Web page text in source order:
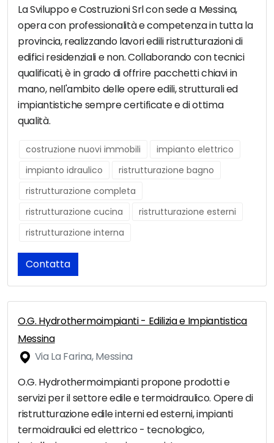
La Sviluppo e Costruzioni Srl con sede a Messina,
opera con professionalità e competenza in tutta la
provincia, realizzando lavori edili ristrutturazioni di
edifici residenziali e non. Collaborando con tecnici
qualificati, è in grado di offrire pacchetti chiavi in
mano, nell'ambito delle opere edili, strutturali ed
impiantistiche sempre certificate e di ottima
qualità.
costruzione nuovi immobili
impianto elettrico
impianto idraulico
ristrutturazione bagno
ristrutturazione completa
ristrutturazione cucina
ristrutturazione esterni
ristrutturazione interna
Contatta
O.G. Hydrothermoimpianti - Edilizia e Impiantistica
Messina
Via La Farina, Messina
O.G. Hydrothermoimpianti propone prodotti e
servizi per il settore edile e termoidraulico. Opere di
ristrutturazione edile interni ed esterni, impianti
termoidraulici ed elettrico - tecnologico,